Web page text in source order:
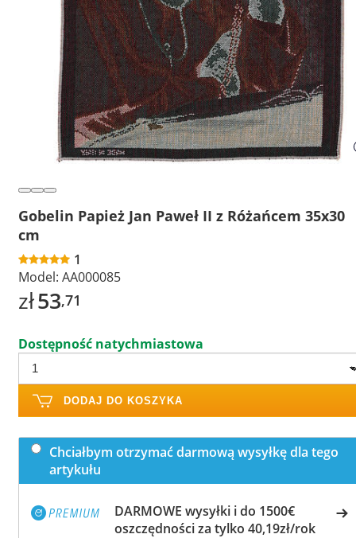
Gobelin Papież Jan Paweł II z Różańcem 35x30
cm
1
Model: AA000085
zł53,71
Dostępność natychmiastowa
DODAJ DO KOSZYKA
Chciałbym otrzymać darmową wysyłkę dla tego
artykułu
DARMOWE wysyłki i do 1500€
oszczędności za tylko 40,19zł/rok